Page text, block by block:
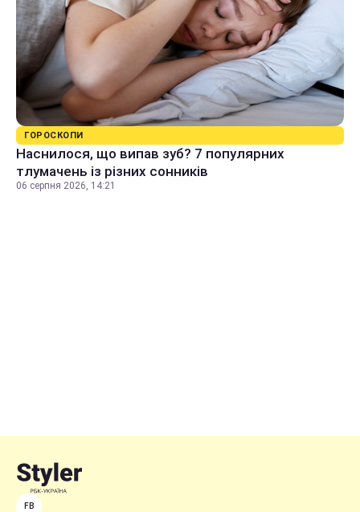
ГОРОСКОПИ
Наснилося, що випав зуб? 7 популярних
тлумачень із різних сонників
06 серпня 2026, 14:21
FB